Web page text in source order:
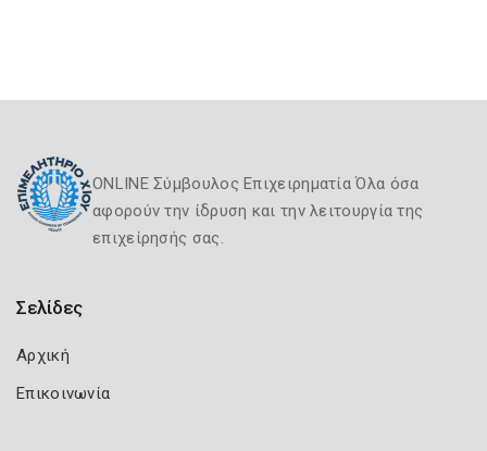
ONLINE Σύμβουλος Επιχειρηματία Όλα όσα
αφορούν την ίδρυση και την λειτουργία της
επιχείρησής σας.
Σελίδες
Αρχική
Επικοινωνία